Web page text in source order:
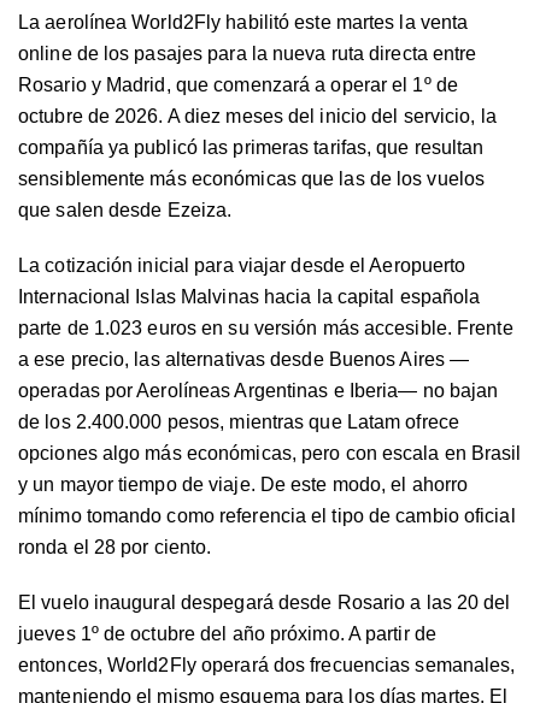
La aerolínea World2Fly habilitó este martes la venta
online de los pasajes para la nueva ruta directa entre
Rosario y Madrid, que comenzará a operar el 1º de
octubre de 2026. A diez meses del inicio del servicio, la
compañía ya publicó las primeras tarifas, que resultan
sensiblemente más económicas que las de los vuelos
que salen desde Ezeiza.
La cotización inicial para viajar desde el Aeropuerto
Internacional Islas Malvinas hacia la capital española
parte de 1.023 euros en su versión más accesible. Frente
a ese precio, las alternativas desde Buenos Aires —
operadas por Aerolíneas Argentinas e Iberia— no bajan
de los 2.400.000 pesos, mientras que Latam ofrece
opciones algo más económicas, pero con escala en Brasil
y un mayor tiempo de viaje. De este modo, el ahorro
mínimo tomando como referencia el tipo de cambio oficial
ronda el 28 por ciento.
El vuelo inaugural despegará desde Rosario a las 20 del
jueves 1º de octubre del año próximo. A partir de
entonces, World2Fly operará dos frecuencias semanales,
manteniendo el mismo esquema para los días martes. El